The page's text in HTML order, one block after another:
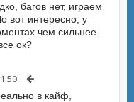
багов нет, играем
вот интересно, у
чем сильнее
ок?
в кайф,